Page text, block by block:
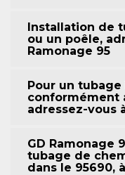
Installation de
ou un poêle,
Ramonage 95
Pour un
conformément
adressez-vous
GD Ramonage
tubage de
dans le 95690,